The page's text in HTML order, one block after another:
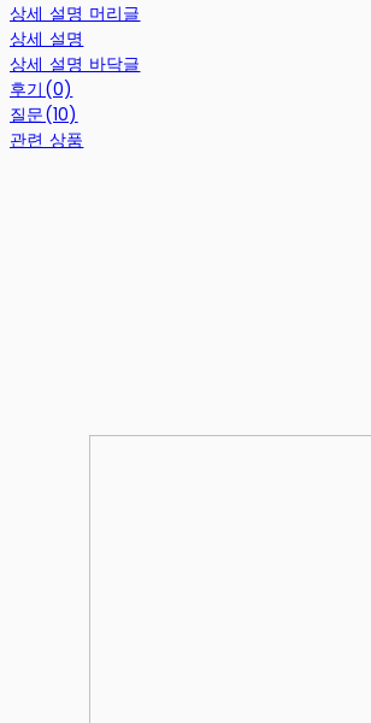
상세 설명 머리글
상세 설명
상세 설명 바닥글
후기(0)
질문(10)
관련 상품